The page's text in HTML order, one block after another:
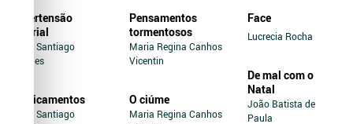
Hipertensão
Arterial
Jairo Santiago
Novaes
Medicamentos
Jairo Santiago
Pensamentos
tormentosos
Maria Regina Canhos
Vicentin
O ciúme
Maria Regina Canhos
Face
Lucrecia Rocha
De mal com o
Natal
João Batista de
Paula